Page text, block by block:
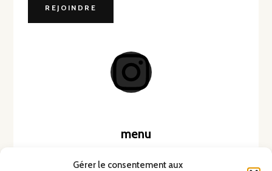
Gérer le consentement aux
menu
Accueil